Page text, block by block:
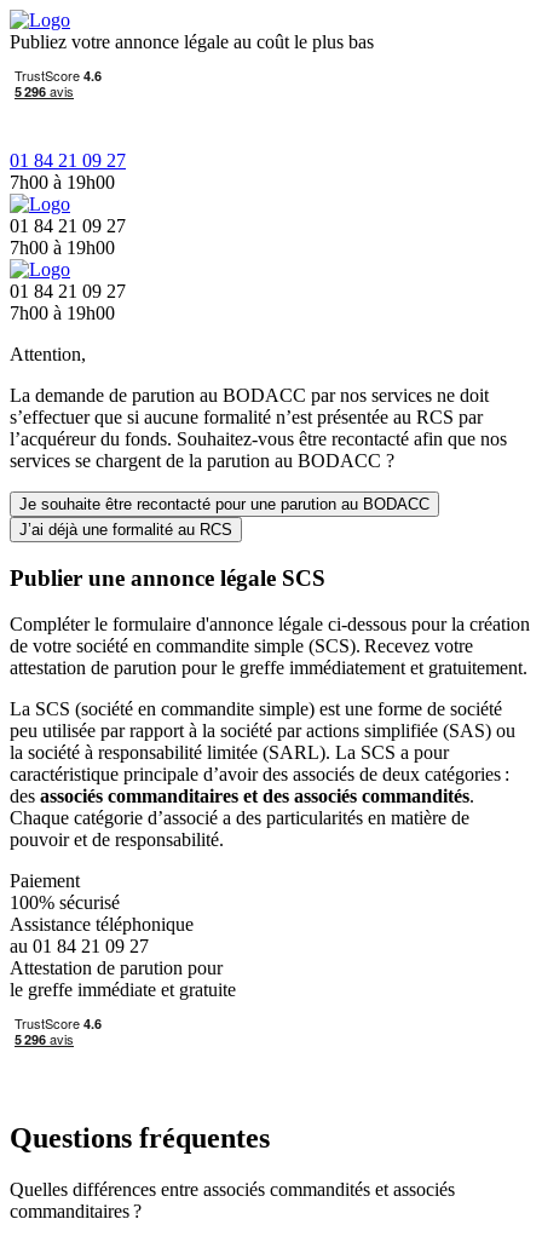
Publiez votre annonce légale au coût le plus bas
01 84 21 09 27
7h00 à 19h00
01 84 21 09 27
7h00 à 19h00
01 84 21 09 27
7h00 à 19h00
Attention,
La demande de parution au BODACC par nos services ne doit
s’effectuer que si aucune formalité n’est présentée au RCS par
l’acquéreur du fonds. Souhaitez-vous être recontacté afin que nos
services se chargent de la parution au BODACC ?
Je souhaite être recontacté pour une parution au BODACC
J’ai déjà une formalité au RCS
Publier une annonce légale SCS
Compléter le formulaire d'annonce légale ci-dessous pour la création
de votre société en commandite simple (SCS). Recevez votre
attestation de parution pour le greffe immédiatement et gratuitement.
La SCS (société en commandite simple) est une forme de société
peu utilisée par rapport à la société par actions simplifiée (SAS) ou
la société à responsabilité limitée (SARL). La SCS a pour
caractéristique principale d’avoir des associés de deux catégories :
des associés commanditaires et des associés commandités.
Chaque catégorie d’associé a des particularités en matière de
pouvoir et de responsabilité.
Paiement
100% sécurisé
Assistance téléphonique
au 01 84 21 09 27
Attestation de parution pour
le greffe immédiate et gratuite
Questions fréquentes
Quelles différences entre associés commandités et associés
commanditaires ?